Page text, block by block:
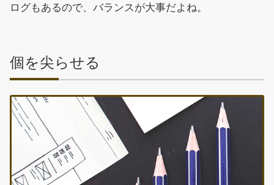
ログもあるので、バランスが大事だよね。
個を尖らせる